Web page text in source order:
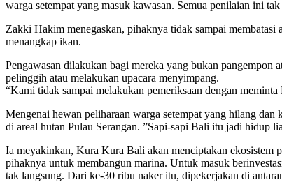
warga setempat yang masuk kawasan. Semua penilaian ini
Zakki Hakim menegaskan, pihaknya tidak sampai membatasi
menangkap ikan.
Pengawasan dilakukan bagi mereka yang bukan pangempon
pelinggih atau melakukan upacara menyimpang.
“Kami tidak sampai melakukan pemeriksaan dengan
Mengenai hewan peliharaan warga setempat yang hilang
di areal hutan Pulau Serangan. ”Sapi-sapi Bali itu jadi hidup
Ia meyakinkan, Kura Kura Bali akan menciptakan ekosistem
pihaknya untuk membangun marina. Untuk masuk
tak langsung. Dari ke-30 ribu naker itu, dipekerjakan di